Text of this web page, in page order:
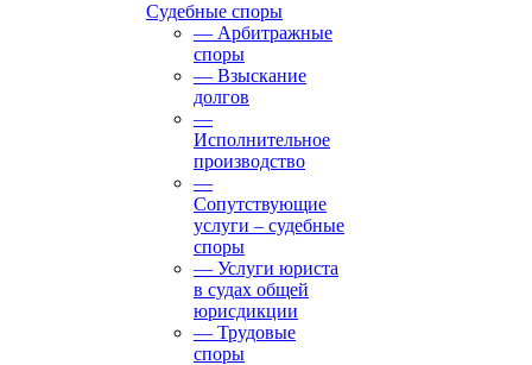
Судебные споры
— Арбитражные
споры
— Взыскание
долгов
—
Исполнительное
производство
—
Сопутствующие
услуги – судебные
споры
— Услуги юриста
в судах общей
юрисдикции
— Трудовые
споры